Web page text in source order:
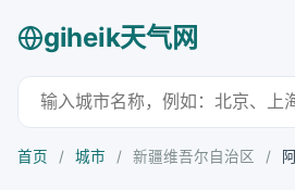
giheik天气网
首页 / 城市 / 新疆维吾尔自治区 /